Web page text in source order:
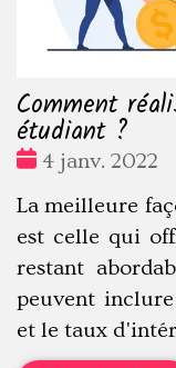
Comment
étudiant ?
Date
4 janv. 2022
La meilleure
est celle qui
restant
peuvent
et le taux